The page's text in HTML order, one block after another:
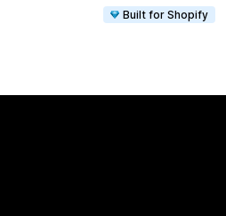
Built for Shopify